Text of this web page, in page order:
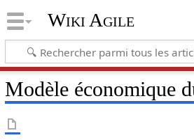
Wiki Agile
Modèle économique